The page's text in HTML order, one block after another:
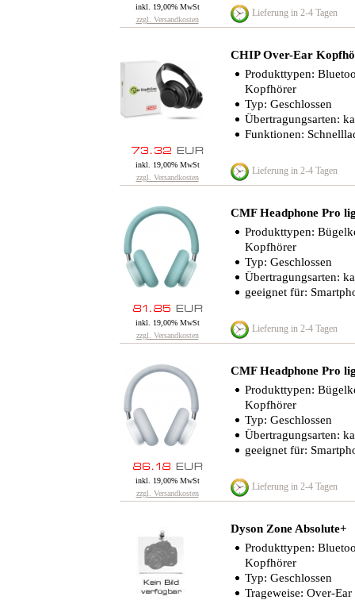
inkl. 19,00% MwSt
zzgl. Versandkosten
Lieferung in 2-4 Tagen
CHIP Over-Ear
Produkttypen:
Kopfhörer
Typ: Geschlossen
Übertragungsarten:
Funktionen:
inkl. 19,00% MwSt
zzgl. Versandkosten
Lieferung in 2-4 Tagen
CMF Headphone Pro
Produkttypen:
Kopfhörer
Typ: Geschlossen
Übertragungsarten:
geeignet für:
inkl. 19,00% MwSt
zzgl. Versandkosten
Lieferung in 2-4 Tagen
CMF Headphone Pro
Produkttypen:
Kopfhörer
Typ: Geschlossen
Übertragungsarten:
geeignet für:
inkl. 19,00% MwSt
zzgl. Versandkosten
Lieferung in 2-4 Tagen
Dyson Zone Absolute+
Produkttypen:
Kopfhörer
Typ: Geschlossen
Trageweise: Over-Ear